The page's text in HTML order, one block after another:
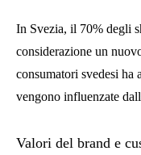
In Svezia, il 70% degli
considerazione un
consumatori svedesi ha
vengono influenzate
Valori del brand e